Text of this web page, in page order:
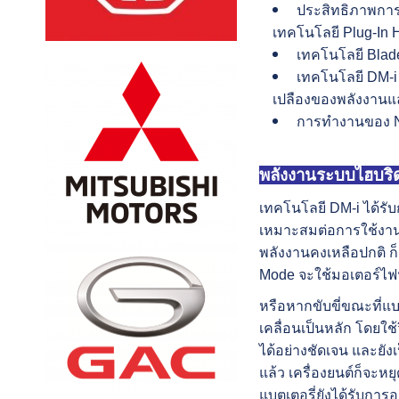
ประสิทธิภาพกา
เทคโนโลยี Plug-In
เทคโนโลยี
เทคโนโลยี
เปลืองของพลังงาน
การทำงานของ
พลังงานระบบไฮบ
เทคโนโลยี DM-i ได้
เหมาะสมต่อการใช้ง
พลังงานคงเหลือปกติ
Mode จะใช้มอเตอร์
หรือหากขับขี่ขณะที่แบ
เคลื่อนเป็นหลัก โดยใ
ได้อย่างชัดเจน และยั
แล้ว เครื่องยนต์ก็จะห
แบตเตอรี่ยังได้รับกา